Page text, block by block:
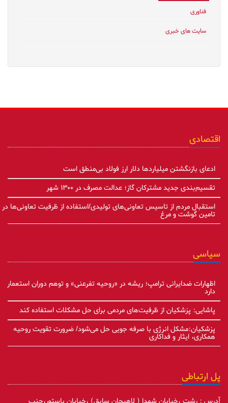
فناوری
سایت های خبری
اقتصادی
ادعای بازنگشتن میلیاردها دلار ارز فولاد بی‌منطق است
تقسیم‌بندی جدید مشترکان گاز؛ عدالت مصرف در ۱۳۰۰ شهر
استقبال مردم از تاسیس تعاونی‌های تولیدی/استفاده از ظرفیت تعاونی‌ها در
تامین گوشت و مرغ
سیاسی
اظهارات ضدایرانی ترامپ؛ ریشه در «روحیه تفرعنی» و توهم دوران استعمار
دارد
پاشایی: پزشکیان از ظرفیت‌های مردمی برای حل مشکلات استفاده کند
پزشکیان:مشکل انرژی با صرفه جویی حل می‌شود/ ضرورت تقویت روحیه
همکاری، ایثار و فداکاری
پل ارتباطی